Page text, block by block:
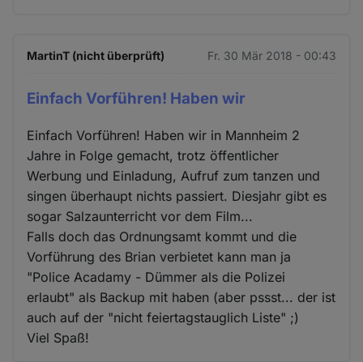
MartinT (nicht überprüft) Fr. 30 Mär 2018 - 00:43
Einfach Vorführen! Haben wir
Einfach Vorführen! Haben wir in Mannheim 2
Jahre in Folge gemacht, trotz öffentlicher
Werbung und Einladung, Aufruf zum tanzen und
singen überhaupt nichts passiert. Diesjahr gibt es
sogar Salzaunterricht vor dem Film...
Falls doch das Ordnungsamt kommt und die
Vorführung des Brian verbietet kann man ja
"Police Acadamy - Dümmer als die Polizei
erlaubt" als Backup mit haben (aber pssst... der ist
auch auf der "nicht feiertagstauglich Liste" ;)
Viel Spaß!